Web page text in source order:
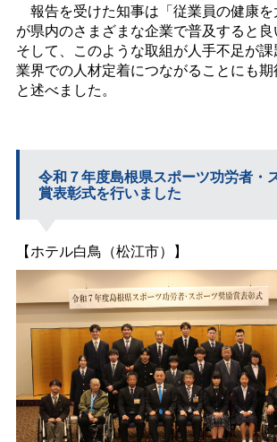
報告を受けた知事は「従業員の健康を
が県内のさまざまな企業で普及すると良
そして、このような取組が人手不足が
業界での人材定着につながることにも期
と述べました。
令和７年度島根県スポーツ功労者・
賞表彰式を行いました
【ホテル白鳥（松江市）】